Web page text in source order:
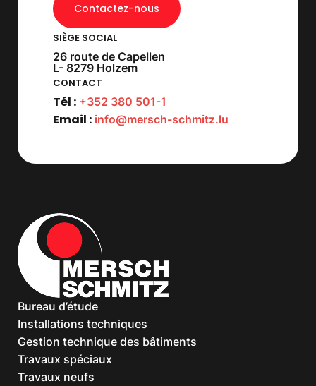
Contactez-nous
SIÈGE SOCIAL
26 route de Capellen
L- 8279 Holzem
CONTACT
Tél : +352 380 501-1
Email : info@mersch-schmitz.lu
Bureau d’étude
Installations techniques
Gestion technique des bâtiments
Travaux spéciaux
Travaux neufs